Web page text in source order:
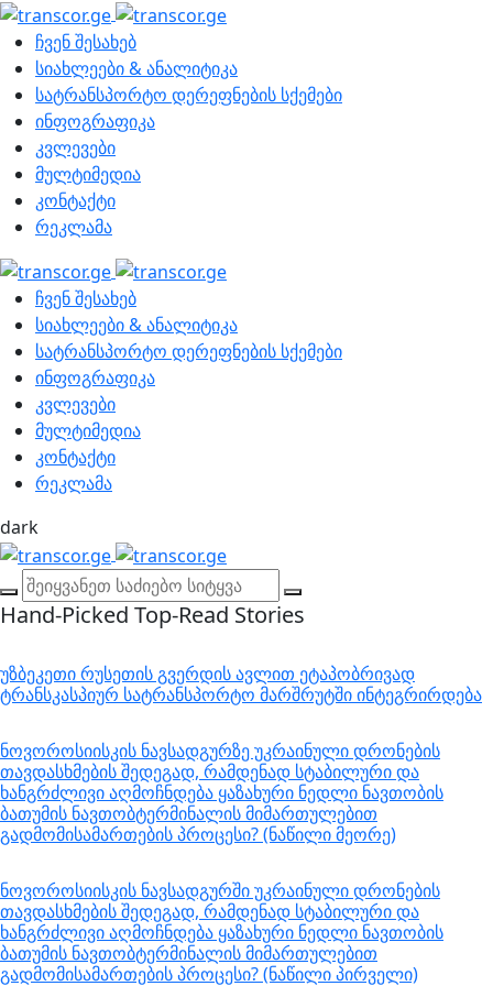
ჩვენ შესახებ
სიახლეები & ანალიტიკა
სატრანსპორტო დერეფნების სქემები
ინფოგრაფიკა
კვლევები
მულტიმედია
კონტაქტი
რეკლამა
ჩვენ შესახებ
სიახლეები & ანალიტიკა
სატრანსპორტო დერეფნების სქემები
ინფოგრაფიკა
კვლევები
მულტიმედია
კონტაქტი
რეკლამა
dark
Hand-Picked Top-Read Stories
უზბეკეთი რუსეთის გვერდის ავლით ეტაპობრივად
ტრანსკასპიურ სატრანსპორტო მარშრუტში ინტეგრირდება
ნოვოროსიისკის ნავსადგურზე უკრაინული დრონების
თავდასხმების შედეგად, რამდენად სტაბილური და
ხანგრძლივი აღმოჩნდება ყაზახური ნედლი ნავთობის
ბათუმის ნავთობტერმინალის მიმართულებით
გადმომისამართების პროცესი? (ნაწილი მეორე)
ნოვოროსიისკის ნავსადგურში უკრაინული დრონების
თავდასხმების შედეგად, რამდენად სტაბილური და
ხანგრძლივი აღმოჩნდება ყაზახური ნედლი ნავთობის
ბათუმის ნავთობტერმინალის მიმართულებით
გადმომისამართების პროცესი? (ნაწილი პირველი)